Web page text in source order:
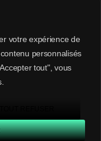
votre expérience de
personnalisés
tout", vous
keyboard_arrow_right